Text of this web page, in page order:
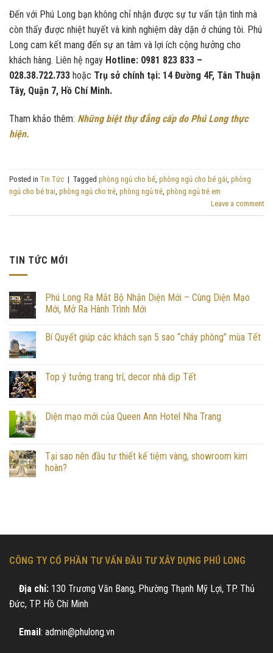
Đến với Phú Long bạn không chỉ nhận được sự tư vấn tận tình mà
còn thấy được nhiệt huyết và kinh nghiệm dày dặn ở chúng tôi. Phú
Long cam kết mang đến sự an tâm và lợi ích cộng hưởng cho
khách hàng. Liên hệ ngay Hotline: 0981 823 833 –
028.38.722.733 hoặc Trụ sở chính tại: 14 Đường 4F, Tân Thuận
Tây, Quận 7, Hồ Chí Minh.
Tham khảo thêm: Những biệt thự đẳng cấp do Phú Long thực
hiện.
Posted in Tin Tức | Tagged phòng ngủ cho bế, phòng ngủ cho bé gái, phòng
ngủ cho bé trai, phòng ngủ cho trẻ, phòng ngủ trẻ, phòng ngủ trẻ em
Leave a comment
TIN TỨC MỚI
Phú Long Ra Mắt Bộ Nhận Diện Mới – Cùng Diện Mạo
Mới, Mở Ra Hành Trình Mới
Bí Quyết giúp các khách sạn 5 sao “cháy phòng” mùa Tết
Top ý tưởng trang trí, decor nhà dịp Tết
Diện mạo mới của Queen Ann Hotel Nha Trang
Tại sao nên đầu tư thiết kế tiệm vàng, showroom kim
hoàn?
CÔNG TY CỔ PHẦN TƯ VẤN ĐẦU TƯ XÂY DỰNG PHÚ LONG
Địa chỉ: 130 Trương Văn Bang, Phường Thạnh Mỹ Lợi, TP. Thủ
Đức, TP. Hồ Chí Minh
Email: admin@phulong.vn